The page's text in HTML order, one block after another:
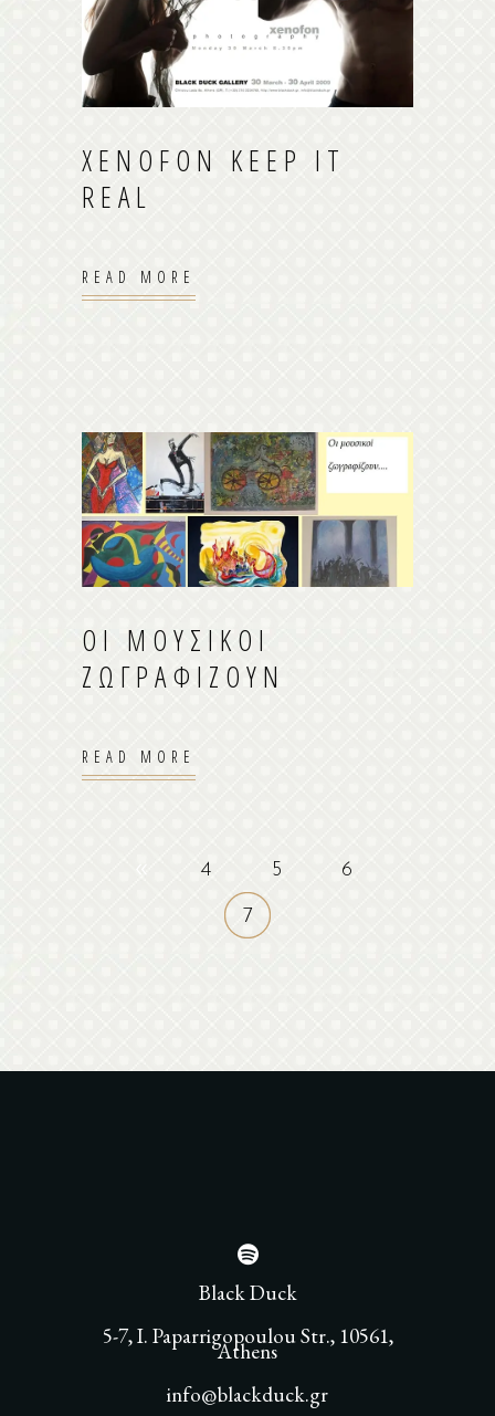
XENOFON KEEP IT
REAL
READ MORE
ΟΙ ΜΟΥΣΙΚΟΙ
ΖΩΓΡΑΦΙΖΟΥΝ
READ MORE
4 5 6
7
Black Duck
5-7, I. Paparrigopoulou Str., 10561,
Athens
info@blackduck.gr